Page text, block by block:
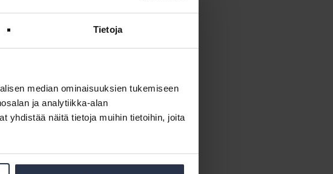
Tietoja
median ominaisuuksien tukemiseen
ja analytiikka-alan
yhdistää näitä tietoja muihin tietoihin, joita
Isännöintiliitossa
toteuttamiseksi ja potentiaalisten